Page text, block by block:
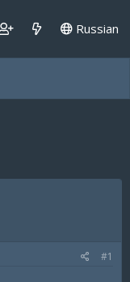
Russian
#1